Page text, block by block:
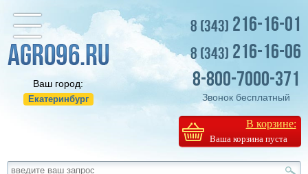
Ваш город:
Екатеринбург
8 (343) 216-16-01
8 (343) 216-16-06
8-800-7000-371
Звонок бесплатный
В корзине:
Ваша корзина пуста